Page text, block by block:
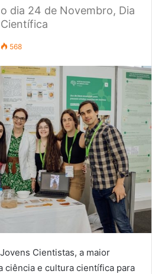
dia 24 de Novembro, Dia
568
Cientistas, a maior
ciência e cultura científica para